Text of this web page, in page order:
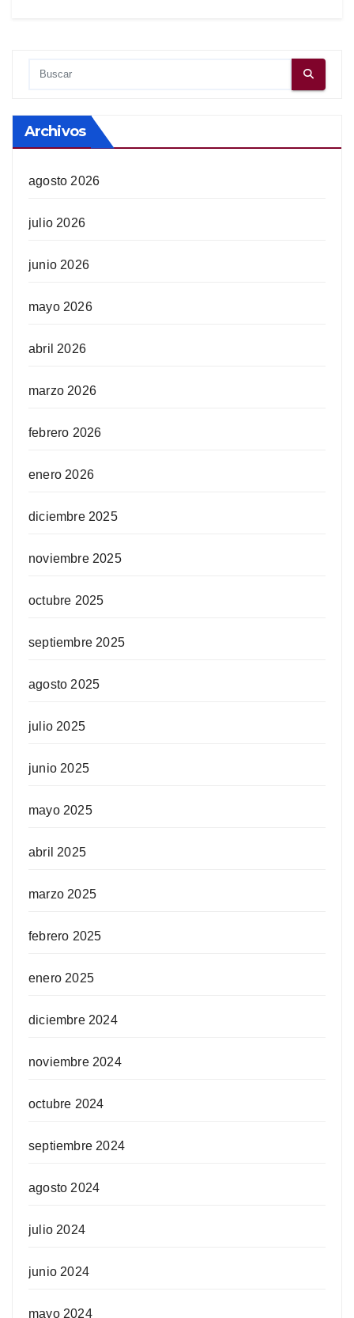
Archivos
agosto 2026
julio 2026
junio 2026
mayo 2026
abril 2026
marzo 2026
febrero 2026
enero 2026
diciembre 2025
noviembre 2025
octubre 2025
septiembre 2025
agosto 2025
julio 2025
junio 2025
mayo 2025
abril 2025
marzo 2025
febrero 2025
enero 2025
diciembre 2024
noviembre 2024
octubre 2024
septiembre 2024
agosto 2024
julio 2024
junio 2024
mayo 2024